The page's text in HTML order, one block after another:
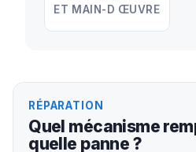
ET MAIN-D ŒUVRE
RÉPARATION
Quel mécanisme
quelle panne ?